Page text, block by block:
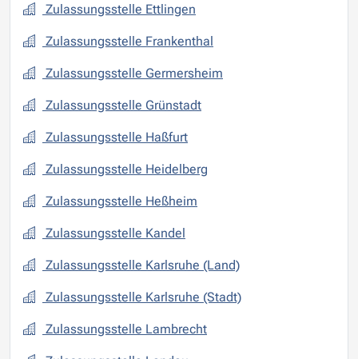
Zulassungsstelle Ettlingen
Zulassungsstelle Frankenthal
Zulassungsstelle Germersheim
Zulassungsstelle Grünstadt
Zulassungsstelle Haßfurt
Zulassungsstelle Heidelberg
Zulassungsstelle Heßheim
Zulassungsstelle Kandel
Zulassungsstelle Karlsruhe (Land)
Zulassungsstelle Karlsruhe (Stadt)
Zulassungsstelle Lambrecht